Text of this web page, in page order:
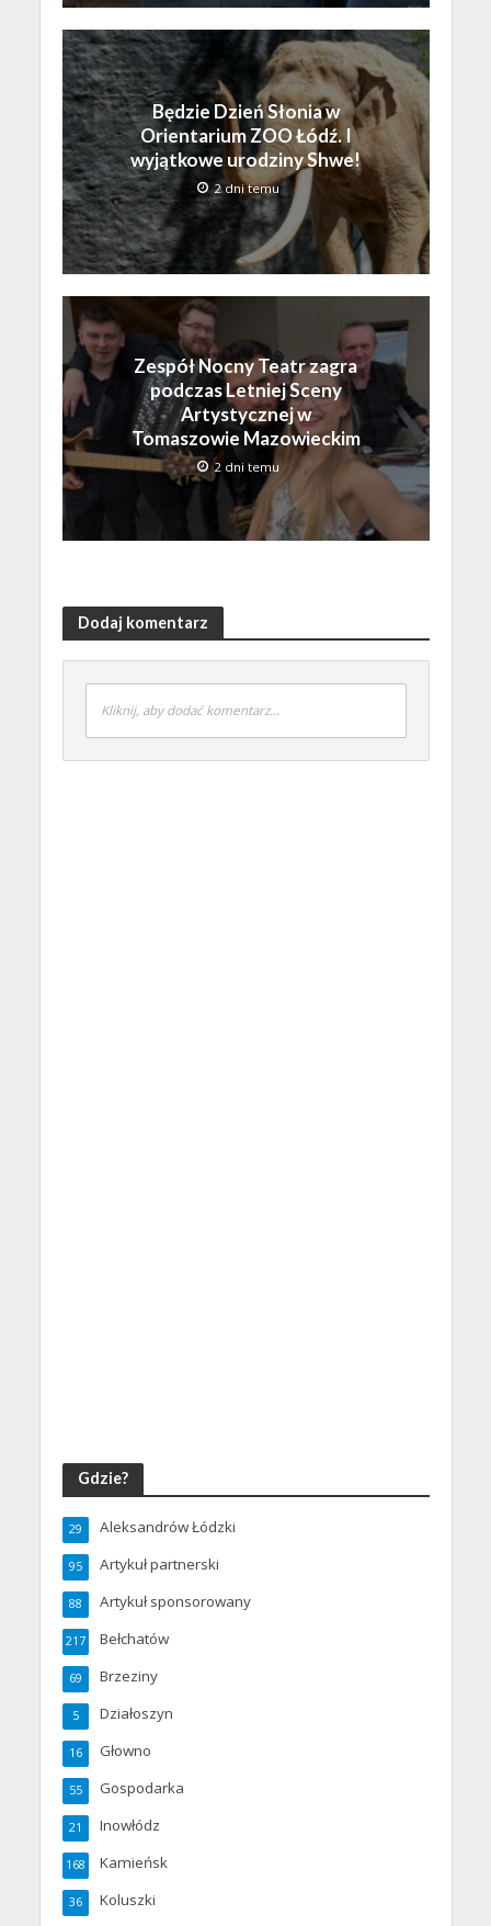
Będzie Dzień Słonia w
Orientarium ZOO Łódź. I
wyjątkowe urodziny Shwe!
2 dni temu
Zespół Nocny Teatr zagra
podczas Letniej Sceny
Artystycznej w
Tomaszowie Mazowieckim
2 dni temu
Dodaj komentarz
Kliknij, aby dodać komentarz...
Gdzie?
Aleksandrów Łódzki
29
Artykuł partnerski
95
Artykuł sponsorowany
88
Bełchatów
217
Brzeziny
69
Działoszyn
5
Głowno
16
Gospodarka
55
Inowłódz
21
Kamieńsk
168
Koluszki
36